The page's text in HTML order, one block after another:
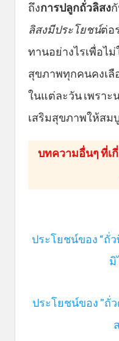
ถึงการปลูกถั่วลิสง
ลิสงมีประโยชน์ต่อ
ทานอย่างไรเพื่อไ
สุขภาพทุกคนคงเลื
ในแต่ละวัน เพราะ
เสริมสุขภาพให้ส
บทความอื่นๆ ที่เ
ประโยชน์ของ “ถั่
มิ
ประโยชน์ของ "ถั่